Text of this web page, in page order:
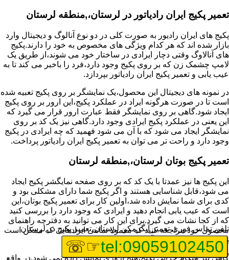
تعمیر پکیج ایران رادیاتور در لرستان،,منطقه لرستان
پکیج های ایران رادیور به صورت کلی در دو نوع آنالوگ و دیجیتال وارد
بازار شده اند که هر کدام ویژگی های مخصوص به خود را دارند.پکیج
های آنالاوگ وقتی دچار ایرادی در ساختار خود می شوند،از طریق یک
لامپ چشمک زن که بر روی پکیج وجود دارد،فرد را باخبر می کند تا به
عیب یابی و تعمیر پکیج ایران رادیاتور بپردازد.
در نمونه های دیجیتال این محصول،یک نمایشگر بر روی پکیج تعبیه شده
است تا در صورت هرگونه ایراد در عملکرد پکیج،این ارور بر روی پکیج
ایجاد شود.گاهی بر روی نمایشگر فقط عبارت ارور قرار می گیرد که
این یعنی در عملکرد پکیج ایرادی وجود دارد.گاهی نیز یک کد بر روی
نمایشگر ایجاد می شود که با آن می شود فهمید که چه ایرادی در پکیج
وجود دارد و راحت تر می توان به تعمیر پکیج ایران رادیاتور پرداخت.
تعمیر پکیج بوتان لرستان،,منطقه لرستان
این پکیج ها نیز عمدتا با یک کد که بر روی صفحه نمایگشر پکیج ایجاد
می شود،قابل شناسایی هستند و اگر پکیج شما دارای مشکلی بود و
کدی برای شما نمایش داده شد،اولین کار برای تعمیر پکیج بوتان،این
است که عیب یابی انجام دهید و ایرادی که وجود دارد را بررسی کنید
که از کجا نشات می گیرد.برای این کار می توانید به دفترچه راهنمای
محصول خود مراجعه کنید که معمولا تمامی ایرادهایی که ممکن است
برای پکیج پیش بیاید در آن قرار گرفته است.
گاهی نیز هنگام خرابی پکیج،هیچ اروری نمایش داده نمی شود.در واقع
تلفن تماس فوریتعمیر آبگرمکن لرستان،تعمیر پکیج در لرستان
tel:09059102450
☞☏